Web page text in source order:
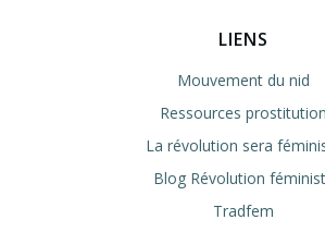
LIENS
Mouvement du nid
Ressources prostitution
La révolution sera
Blog Révolution
Tradfem